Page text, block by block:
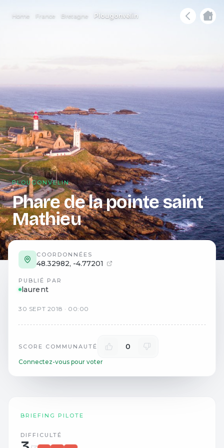
Home France Bretagne Plougonvelin
PLOUGONVELIN
Phare de la pointe saint
Mathieu
COORDONNÉES
48.32982, -4.77201
PUBLIÉ PAR
laurent
30 SEPT 2018 · 00:00
SCORE COMMUNAUTÉ 0
Connectez-vous pour voter
BRIEFING PILOTE
DIFFICULTÉ